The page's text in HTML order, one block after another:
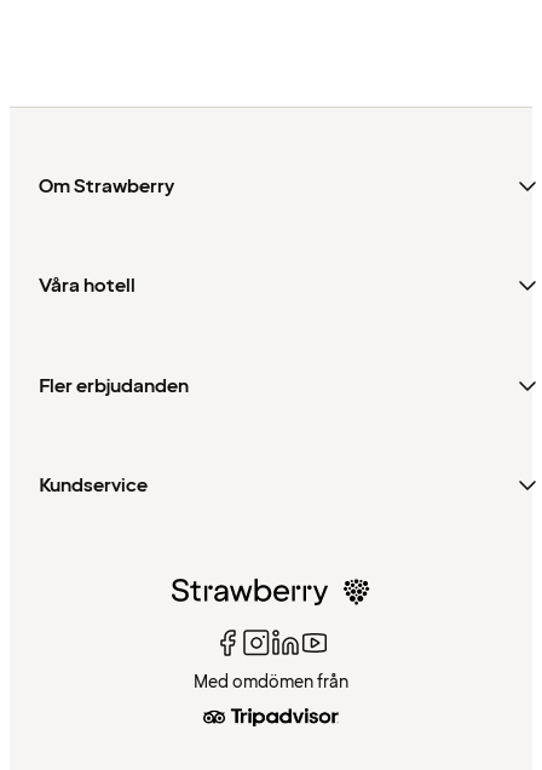
Om Strawberry
Våra hotell
Fler erbjudanden
Kundservice
Med omdömen från